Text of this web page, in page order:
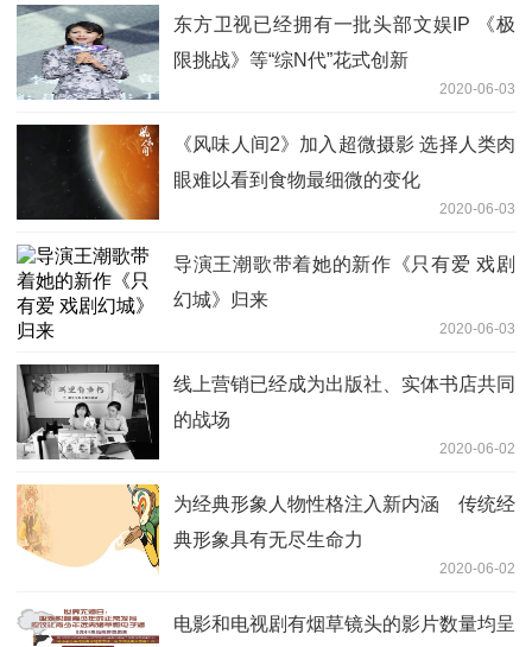
东方卫视已经拥有一批头部文娱IP 《极
限挑战》等“综N代”花式创新
2020-06-03
《风味人间2》加入超微摄影 选择人类肉
眼难以看到食物最细微的变化
2020-06-03
导演王潮歌带着她的新作《只有爱 戏剧
幻城》归来
2020-06-03
线上营销已经成为出版社、实体书店共同
的战场
2020-06-02
为经典形象人物性格注入新内涵 传统经
典形象具有无尽生命力
2020-06-02
电影和电视剧有烟草镜头的影片数量均呈